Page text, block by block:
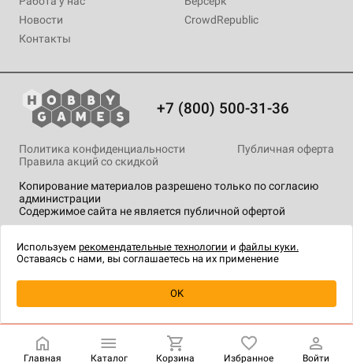
Купить| 1 299 ₽
Новости
Контакты
CrowdRepublic
+7 (800) 500-31-36
Копирование материалов разрешено только по согласию
администрации
Содержимое сайта не является публичной офертой
Политика конфиденциальности
Публичная оферта
Правила акций со скидкой
технологии.
Главная Каталог Корзина Избранное Войти
Используем рекомендательные технологии и файлы куки.
Оставаясь с нами, вы соглашаетесь на их применение
OK